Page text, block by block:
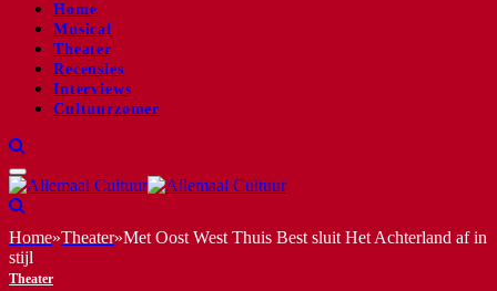
Home
Musical
Theater
Recensies
Interviews
Cultuurzomer
Home»Theater»Met Oost West Thuis Best sluit Het Achterland af in
stijl
Theater